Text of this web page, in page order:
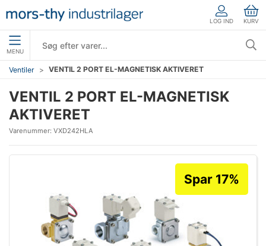
LOG IND KURV
MENU
Ventiler VENTIL 2 PORT EL-MAGNETISK AKTIVERET
VENTIL 2 PORT EL-MAGNETISK
AKTIVERET
Varenummer: VXD242HLA
Spar 17%